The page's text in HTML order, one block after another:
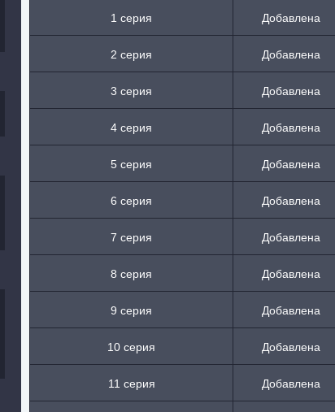
1 серия Добавлена
2 серия Добавлена
3 серия Добавлена
4 серия Добавлена
5 серия Добавлена
6 серия Добавлена
7 серия Добавлена
8 серия Добавлена
9 серия Добавлена
10 серия Добавлена
11 серия Добавлена